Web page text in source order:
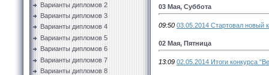
Варианты дипломов 2
Варианты дипломов 3
Варианты дипломов 4
Варианты дипломов 5
Варианты дипломов 6
Варианты дипломов 7
Варианты дипломов 8
03 Мая, Суббота
09:50 03.05.2014 Стартовал новый
02 Мая, Пятница
13:09 02.05.2014 Итоги конкурса